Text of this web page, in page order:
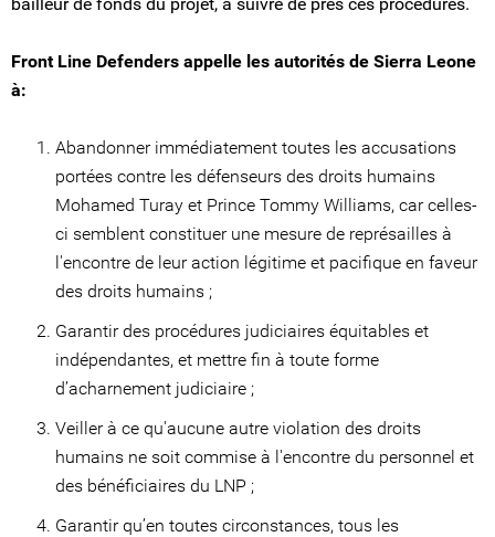
Front Line Defenders appelle les autorités de Sierra Leone
à:
Abandonner immédiatement toutes les accusations
portées contre les défenseurs des droits humains
Mohamed Turay et Prince Tommy Williams, car celles-
ci semblent constituer une mesure de représailles à
l'encontre de leur action légitime et pacifique en faveur
des droits humains ;
Garantir des procédures judiciaires équitables et
indépendantes, et mettre fin à toute forme
d’acharnement judiciaire ;
Veiller à ce qu'aucune autre violation des droits
humains ne soit commise à l'encontre du personnel et
des bénéficiaires du LNP ;
Garantir qu’en toutes circonstances, tous les